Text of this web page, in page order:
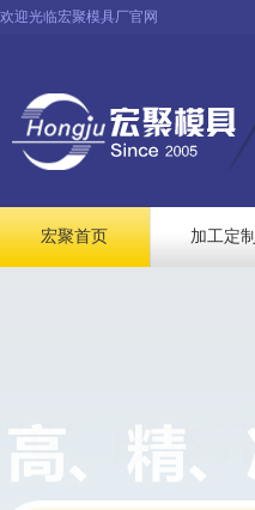
欢迎光临宏聚模具厂官网
宏聚首页 加工定制